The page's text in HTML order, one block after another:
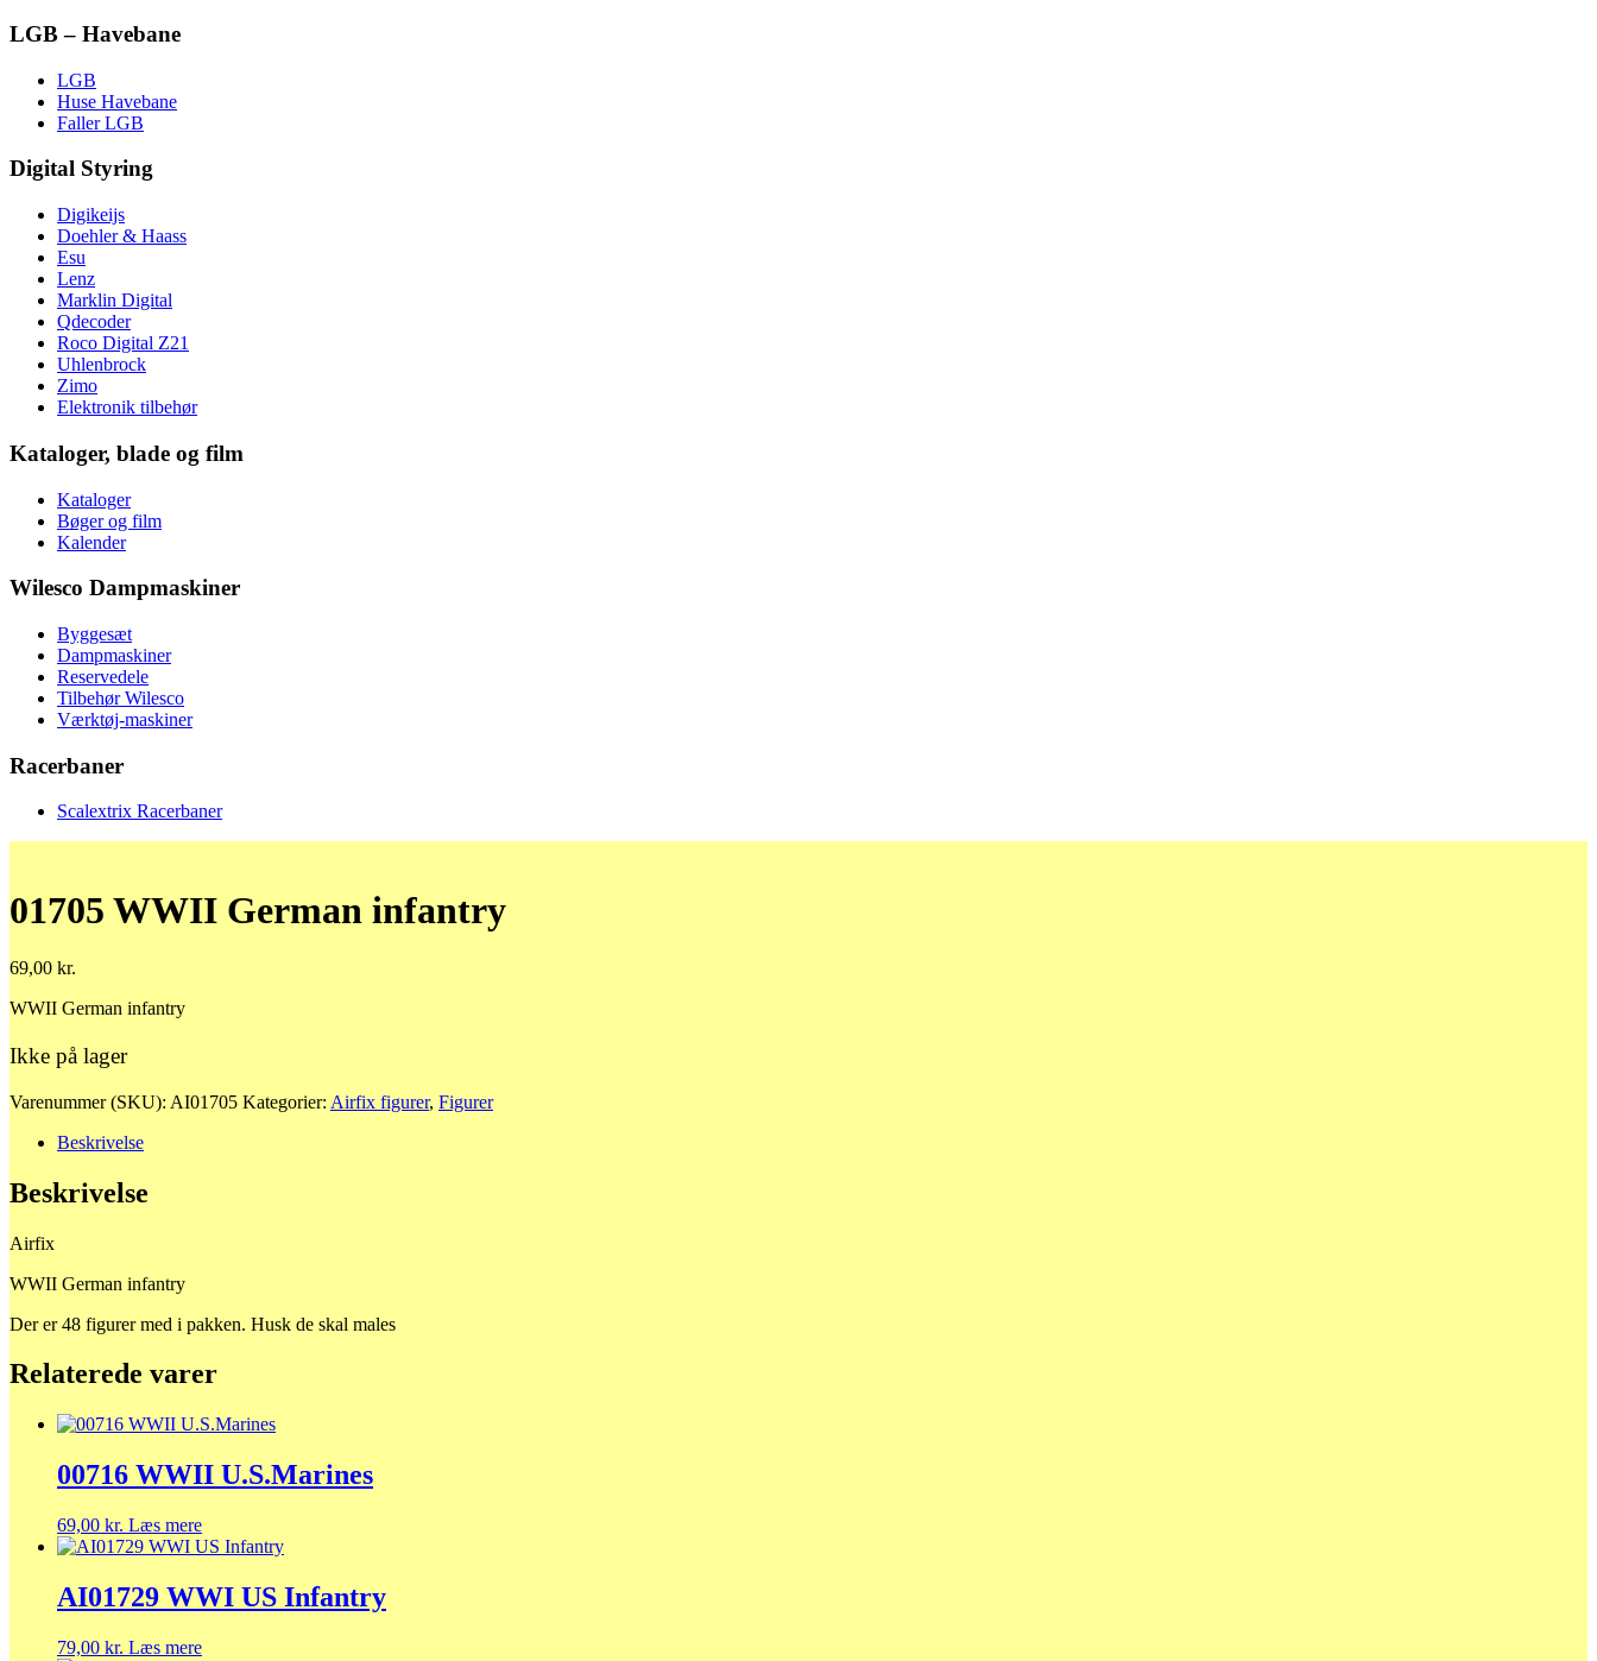
LGB – Havebane
LGB
Huse Havebane
Faller LGB
Digital Styring
Digikeijs
Doehler & Haass
Esu
Lenz
Marklin Digital
Qdecoder
Roco Digital Z21
Uhlenbrock
Zimo
Elektronik tilbehør
Kataloger, blade og film
Kataloger
Bøger og film
Kalender
Wilesco Dampmaskiner
Byggesæt
Dampmaskiner
Reservedele
Tilbehør Wilesco
Værktøj-maskiner
Racerbaner
Scalextrix Racerbaner
01705 WWII German infantry
69,00 kr.
WWII German infantry
Ikke på lager
Varenummer (SKU): AI01705 Kategorier: Airfix figurer, Figurer
Beskrivelse
Beskrivelse
Airfix
WWII German infantry
Der er 48 figurer med i pakken. Husk de skal males
Relaterede varer
00716 WWII U.S.Marines
69,00 kr. Læs mere
AI01729 WWI US Infantry
79,00 kr. Læs mere